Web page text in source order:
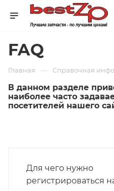
FAQ
Главная — Справочная
В данном разделе
наиболее часто
посетителей нашего
Для чего нужно
регистрироваться